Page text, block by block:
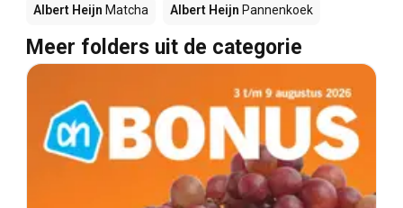
Albert Heijn Matcha Albert Heijn Pannenkoek
Meer folders uit de categorie